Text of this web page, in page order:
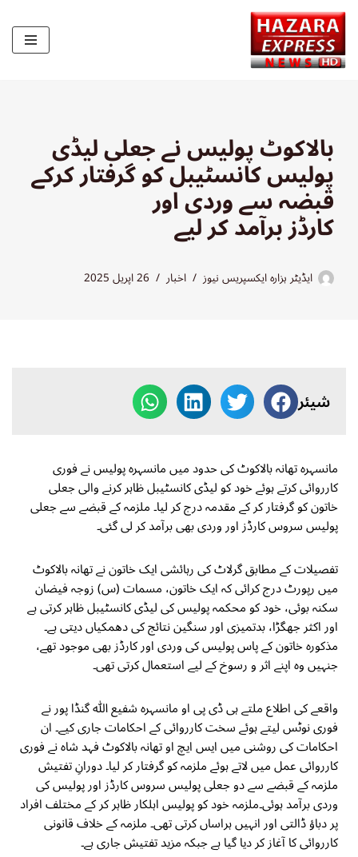
Skip
to
بالاکوٹ پولیس نے جعلی لیڈی
پولیس کانسٹیبل کو گرفتار کرکے
قبضہ سے وردی اور
کارڈز برآمد کر لیے
ایڈیٹر ہزارہ ایکسپریس نیوز اخبار 26 اپریل 2025
شیئر
مانسہرہ تھانہ بالاکوٹ کی حدود میں مانسہرہ پولیس نے فوری
کارروائی کرتے ہوئے خود کو لیڈی کانسٹیبل ظاہر کرنے والی جعلی
خاتون کو گرفتار کر کے مقدمہ درج کر لیا۔ ملزمہ کے قبضے سے جعلی
پولیس سروس کارڈز اور وردی بھی برآمد کر لی گئی۔
تفصیلات کے مطابق گرلاٹ کی رہائشی ایک خاتون نے تھانہ بالاکوٹ
میں رپورٹ درج کرائی کہ ایک خاتون، مسمات (س) زوجہ فیضان
سکنہ بوئی، خود کو محکمہ پولیس کی لیڈی کانسٹیبل ظاہر کرتی ہے
اور اکثر جھگڑا، بدتمیزی اور سنگین نتائج کی دھمکیاں دیتی ہے۔
مذکورہ خاتون کے پاس پولیس کی وردی اور کارڈز بھی موجود تھے،
جنہیں وہ اپنے اثر و رسوخ کے لیے استعمال کرتی تھی۔
واقعے کی اطلاع ملتے ہی ڈی پی او مانسہرہ شفیع اللّٰہ گنڈا پور نے
فوری نوٹس لیتے ہوئے سخت کارروائی کے احکامات جاری کیے۔ ان
احکامات کی روشنی میں ایس ایچ او تھانہ بالاکوٹ فہد شاہ نے فوری
کارروائی عمل میں لاتے ہوئے ملزمہ کو گرفتار کر لیا۔ دورانِ تفتیش
ملزمہ کے قبضے سے دو جعلی پولیس سروس کارڈز اور پولیس کی
وردی برآمد ہوئی۔ملزمہ خود کو پولیس اہلکار ظاہر کر کے مختلف افراد
پر دباؤ ڈالتی اور انہیں ہراساں کرتی تھی۔ ملزمہ کے خلاف قانونی
کارروائی کا آغاز کر دیا گیا ہے جبکہ مزید تفتیش جاری ہے۔